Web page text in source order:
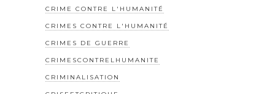
CRIME CONTRE L'HUMANITÉ
CRIMES CONTRE L'HUMANITÉ
CRIMES DE GUERRE
CRIMESCONTRELHUMANITE
CRIMINALISATION